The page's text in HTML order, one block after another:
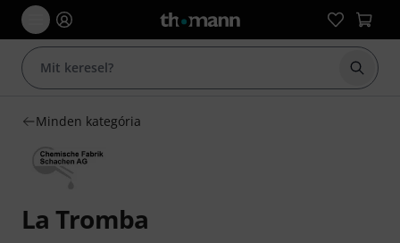
Minden kategória
La Tromba